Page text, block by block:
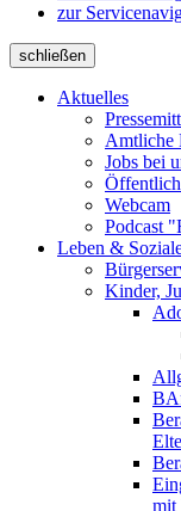
zur
schließen
Aktuelles
Amtliche
Jobs bei
Webcam
Podcast
Leben &
Kinder,
mit